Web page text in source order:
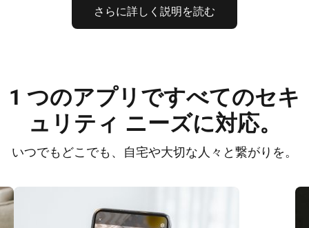
さらに詳しく説明を読む
1 つのアプリですべてのセキ
ュリティ ニーズに対応。
いつでもどこでも、自宅や大切な人々と繋がりを。